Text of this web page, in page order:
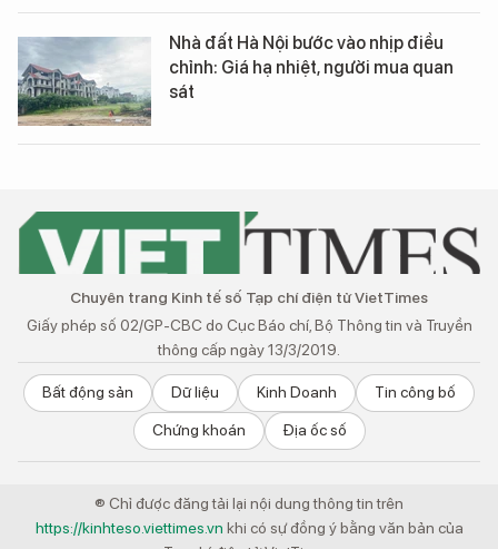
Nhà đất Hà Nội bước vào nhịp điều
chỉnh: Giá hạ nhiệt, người mua quan
sát
Chuyên trang Kinh tế số Tạp chí điện tử VietTimes
Giấy phép số 02/GP-CBC do Cục Báo chí, Bộ Thông tin và Truyền
thông cấp ngày 13/3/2019.
Bất động sản Dữ liệu Kinh Doanh Tin công bố
Chứng khoán Địa ốc số
® Chỉ được đăng tải lại nội dung thông tin trên
https://kinhteso.viettimes.vn khi có sự đồng ý bằng văn bản của